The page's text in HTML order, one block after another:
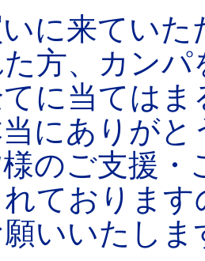
に来ていた
方、カン
に当てはま
にありがと
のご支援・
ておりま
願いいたしま